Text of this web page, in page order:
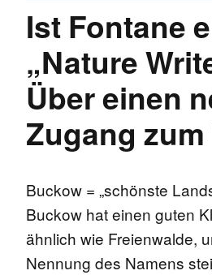
Ist Fontane
„Nature
Über einen
Zugang zum
Buckow = „schönste
Buckow hat einen guten
ähnlich wie Freienwalde,
Nennung des Namens